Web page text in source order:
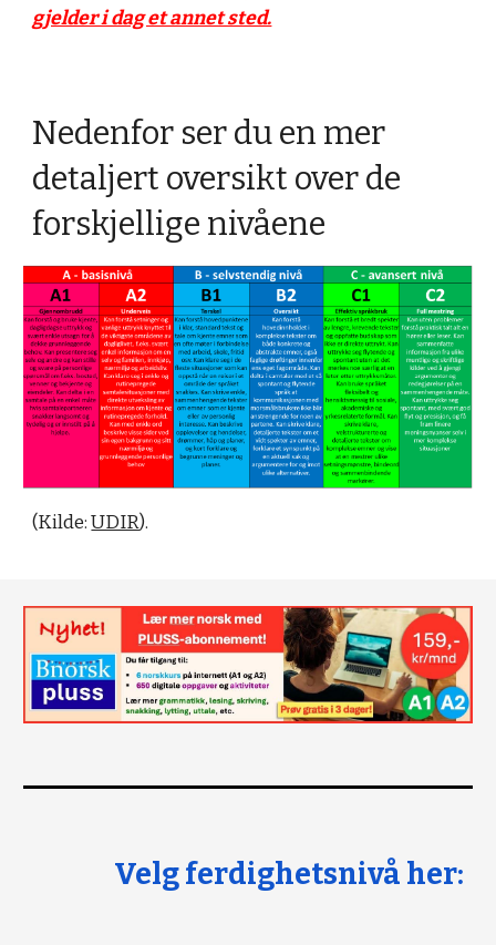
gjelder i dag et annet sted.
Nedenfor ser du en mer
detaljert oversikt over de
forskjellige nivåene
(Kilde:UDIR).
Velg ferdighetsnivå her: